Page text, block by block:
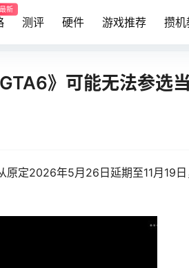
最新
测评 硬件 游戏推荐 攒机
》可能无法参选当
定2026年5月26日延期至11月19